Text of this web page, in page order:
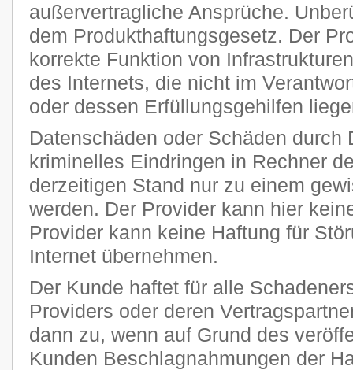
außervertragliche Ansprüche.
dem Produkthaftungsgesetz. Der
korrekte Funktion von
des Internets, die nicht im
oder dessen Erfüllungsgehilfen
Datenschäden oder Schäden durch
kriminelles Eindringen in Rechner
derzeitigen Stand nur zu einem
werden. Der Provider kann hier
Provider kann keine Haftung für
Internet übernehmen.
Der Kunde haftet für alle
Providers oder deren
dann zu, wenn auf Grund des
Kunden Beschlagnahmungen der